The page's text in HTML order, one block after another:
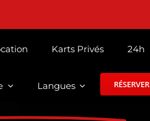
Karts Privés 24h
Langues RÉSERVER